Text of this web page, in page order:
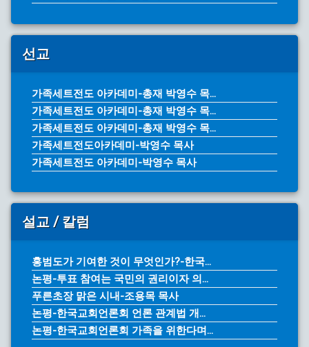
선교
가족세트전도 아카데미-총재 박영수 목...
가족세트전도 아카데미-총재 박영수 목...
가족세트전도 아카데미-총재 박영수 목...
가족세트전도아카데미-박영수 목사
가족세트전도 아카데미-박영수 목사
설교 / 칼럼
홍범도가 기여한 것이 무엇인가?-한국...
논평-투표 참여는 국민의 권리이자 의...
푸른초장 맑은 시내-조용목 목사
논평-한국교회언론회 언론 관계법 개...
논평-한국교회언론회 가족을 위한다며...